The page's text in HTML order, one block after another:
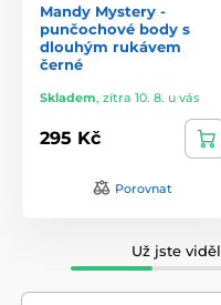
Mandy Mystery -
punčochové body s
dlouhým rukávem
černé
Skladem, zítra 10. 8. u vás
295 Kč
Porovnat
Už jste